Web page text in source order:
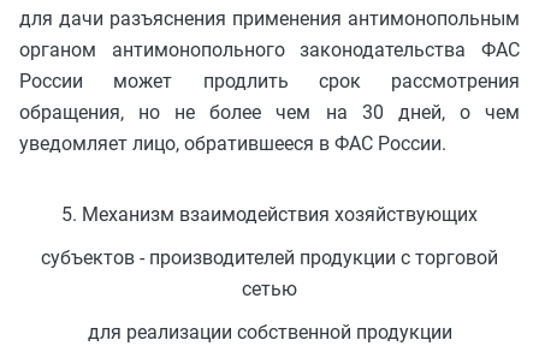
для дачи разъяснения применения антимонопольным
органом антимонопольного законодательства ФАС
России может продлить срок рассмотрения
обращения, но не более чем на 30 дней, о чем
уведомляет лицо, обратившееся в ФАС России.
5. Механизм взаимодействия хозяйствующих
субъектов - производителей продукции с торговой
сетью
для реализации собственной продукции